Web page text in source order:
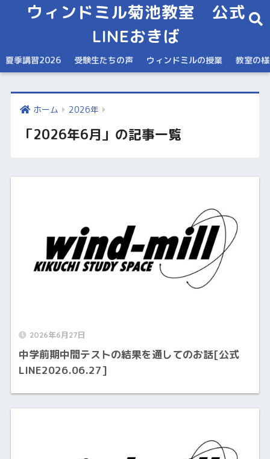
ウィンドミル菊池教室 公式
LINEおきば
夏季講習2026 受験生たちの声 ウィンドミルの授業 教室の
ホーム 2026年
「2026年6月」の記事一覧
2026年6月27日
中学前期中間テストの結果を通してのお話[公式
LINE2026.06.27]